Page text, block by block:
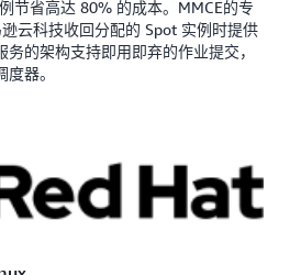
节省高达 80% 的成本。MMCE的专
云科技收回分配的 Spot 实例时提供
的架构支持即用即弃的作业提交，
器。